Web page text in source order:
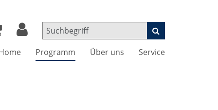
Programm Über uns Service